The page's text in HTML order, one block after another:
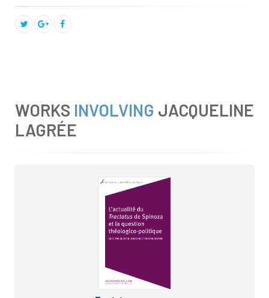
WORKS INVOLVING JACQUELINE
LAGRÉE